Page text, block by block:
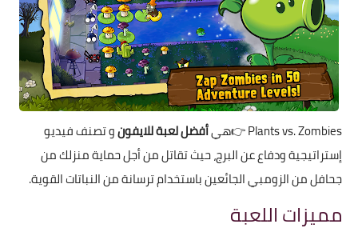
Plants vs. Zombies👉هيأفضل لعبة للايفونو تصنف فيديو
إستراتيجية ودفاع عن البرج، حيث تقاتل من أجل حماية منزلك من
جحافل من الزومبي الجائعين باستخدام ترسانة من النباتات القوية.
مميزات اللعبة